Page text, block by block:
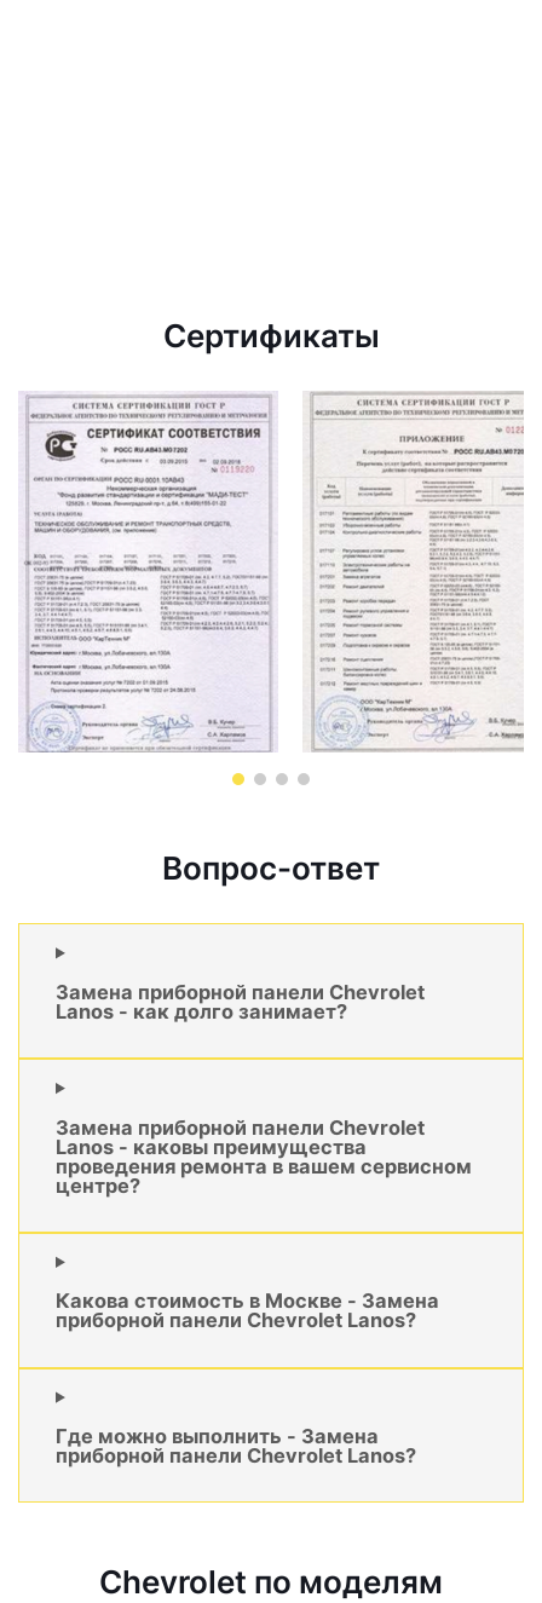
Сертификаты
Вопрос-ответ
Замена приборной панели Chevrolet
Lanos - как долго занимает?
Замена приборной панели Chevrolet
Lanos - каковы преимущества
проведения ремонта в вашем сервисном
центре?
Какова стоимость в Москве - Замена
приборной панели Chevrolet Lanos?
Где можно выполнить - Замена
приборной панели Chevrolet Lanos?
Chevrolet по моделям